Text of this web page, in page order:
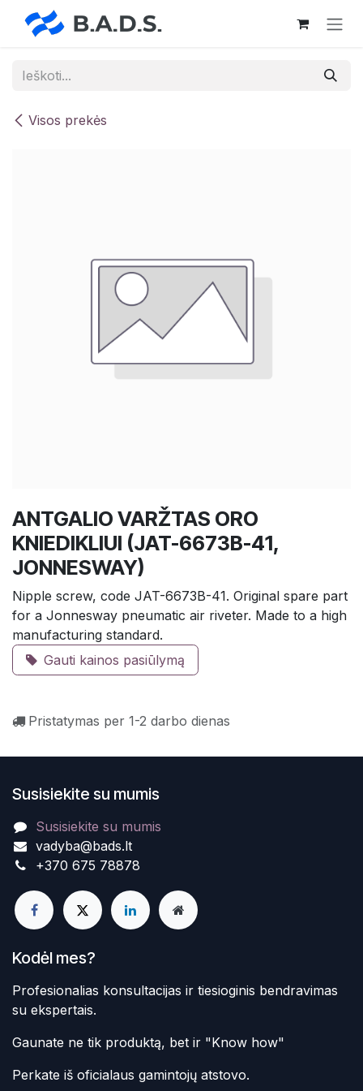
Skip to Content
Visos prekės
ANTGALIO VARŽTAS ORO
KNIEDIKLIUI (JAT-6673B-41,
JONNESWAY)
Nipple screw, code JAT-6673B-41. Original spare part
for a Jonnesway pneumatic air riveter. Made to a high
manufacturing standard.
Gauti kainos pasiūlymą
Pristatymas per 1-2 darbo dienas
Susisiekite su mumis
Susisiekite su mumis
vadyba@bads.lt
+370 675 78878
Kodėl mes?
Profesionalias konsultacijas ir tiesioginis bendravimas
su ekspertais.
Gaunate ne tik produktą, bet ir "Know how"
Perkate iš oficialaus gamintojų atstovo.